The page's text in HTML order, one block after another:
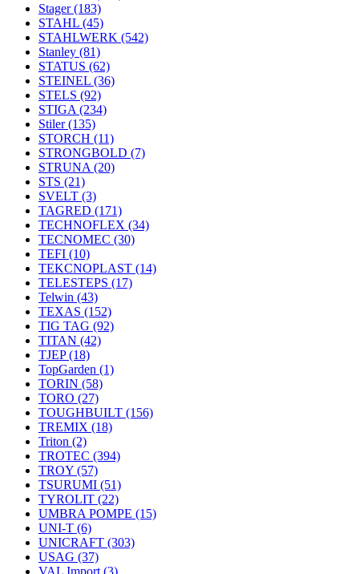
Stager(183)
STAHL (45)
STAHLWERK (542)
Stanley (81)
STATUS (62)
STEINEL (36)
STELS (92)
STIGA (234)
Stiler(135)
STORCH (11)
STRONGBOLD (7)
STRUNA (20)
STS (21)
SVELT (3)
TAGRED (171)
TECHNOFLEX (34)
TECNOMEC (30)
TEFI (10)
TEKCNOPLAST (14)
TELESTEPS (17)
Telwin (43)
TEXAS (152)
TIG TAG (92)
TITAN (42)
TJEP(18)
TopGarden (1)
TORIN (58)
TORO (27)
TOUGHBUILT (156)
TREMIX (18)
Triton (2)
TROTEC (394)
TROY (57)
TSURUMI (51)
TYROLIT (22)
UMBRA POMPE (15)
UNI-T (6)
UNICRAFT (303)
USAG (37)
VAL Import (3)